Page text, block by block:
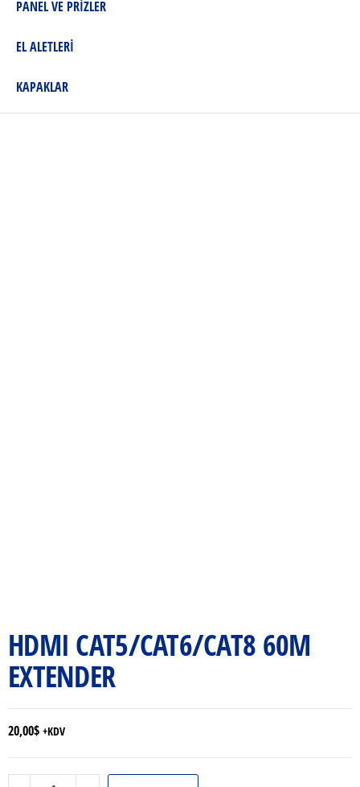
PANEL VE PRİZLER
EL ALETLERİ
KAPAKLAR
HDMI CAT5/CAT6/CAT8 60M
EXTENDER
20,00$ +KDV
HDMI